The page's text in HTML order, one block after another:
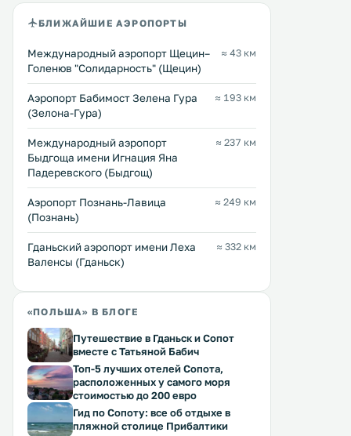
БЛИЖАЙШИЕ АЭРОПОРТЫ
Международный аэропорт Щецин–
Голенюв "Солидарность" (Щецин)
≈ 43 км
Аэропорт Бабимост Зелена Гура
(Зелона-Гура)
≈ 193 км
Международный аэропорт
Быдгоща имени Игнация Яна
Падеревского (Быдгощ)
≈ 237 км
Аэропорт Познань-Лавица
(Познань)
≈ 249 км
Гданьский аэропорт имени Леха
Валенсы (Гданьск)
≈ 332 км
«ПОЛЬША» В БЛОГЕ
Путешествие в Гданьск и Сопот
вместе с Татьяной Бабич
Топ-5 лучших отелей Сопота,
расположенных у самого моря
стоимостью до 200 евро
Гид по Сопоту: все об отдыхе в
пляжной столице Прибалтики